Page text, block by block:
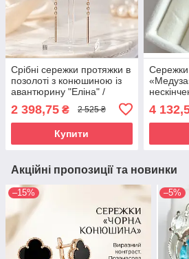
Срібні сережки протяжки в
позолоті з конюшиною із
авантюрину "Еліна" /
Стильні сережки-протяжки
зі срібла 925 проби
2 398,75 ₴ 2 525 ₴
Купити
Сережки
4
Акційні пропозиції та новинки
–15% –5%